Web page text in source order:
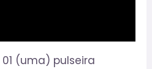
(uma) pulseira